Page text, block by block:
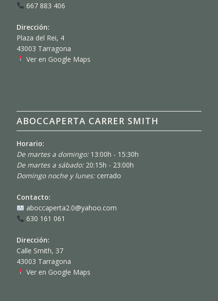
667 883 406
Dirección:
Plaza del Rei, 4
43003 Tarragona
Ver en Google Maps
ABOCCAPERTA CARRER SMITH
Horario:
De martes a domingo:13:00h - 15:30h
De martes a sábado:20:15h - 23:00h
Domingo noche y lunes:cerrado
Contacto:
aboccaperta2.0@yahoo.com
630 161 061
Dirección:
Calle Smith, 37
43003 Tarragona
Ver en Google Maps